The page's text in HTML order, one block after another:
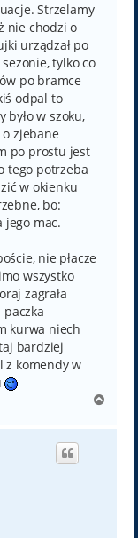
Strzelamy
nie chodzi o
urządzał po
tylko co
po bramce
odpal to
było w szoku,
zjebane
po prostu jest
tego potrzeba
w okienku
bo:
jego mac.
nie płacze
wszystko
zagrała
paczka
kurwa niech
bardziej
z komendy w
g